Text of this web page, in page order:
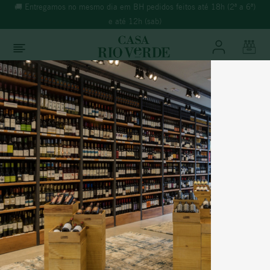
🚚 Entregamos no mesmo dia em BH pedidos feitos até 18h (2ª a 6ª)
e até 12h (sab)
O que você está buscando?
Vinhos Tinto
França
TERREO MALBEC 2017
% Álcool: 12,50% Temperatura: 16-18°C
TERMOS MAIS BUSCADOS
1º
morande
2º
espumante
3
ricominciare
4
reina ana
5º
rosé
º
vinho tinto
7º
vinho verde